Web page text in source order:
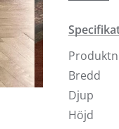
Little
låga
samt
till. Du
Bredd
Djup
Höjd